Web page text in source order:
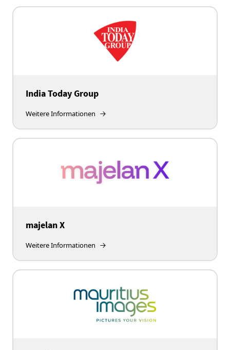
India Today Group
Weitere Informationen
majelan X
Weitere Informationen